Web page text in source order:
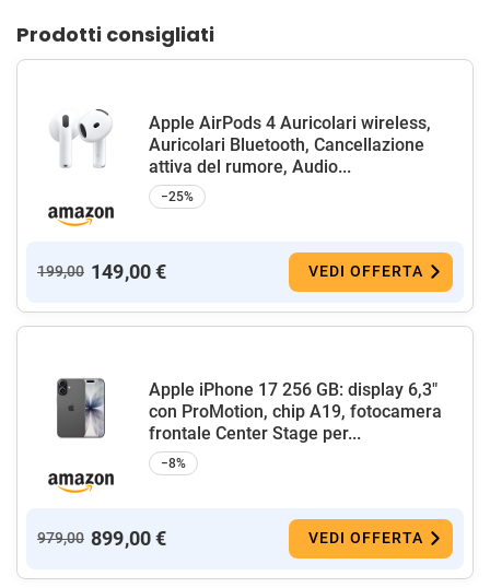
Prodotti consigliati
Apple AirPods 4 Auricolari wireless,
Auricolari Bluetooth, Cancellazione
attiva del rumore, Audio...
−25%
199,00 149,00 € VEDI OFFERTA
Apple iPhone 17 256 GB: display 6,3"
con ProMotion, chip A19, fotocamera
frontale Center Stage per...
−8%
979,00 899,00 € VEDI OFFERTA